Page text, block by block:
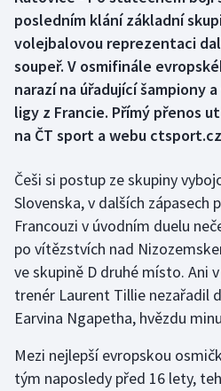
Box
Curling
Dostihy
Florbal
Futsal
Golf
Gymnastika
Házená
Jezdectví
posledním klání základní
volejbalovou reprezentaci
soupeř. V osmifinále
narazí na úřadující šampiony
ligy z Francie. Přímý přenos
na ČT sport a webu
Češi si postup ze skupiny
Slovenska, v dalších zápasech
Francouzi v úvodním duelu
po vítězstvích nad
ve skupině D druhé místo. Ani
trenér Laurent Tillie nezařadil
Earvina Ngapetha, hvězdu
Mezi nejlepší evropskou
tým naposledy před 16 lety,